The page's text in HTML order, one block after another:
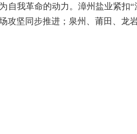
自我革命的动力。漳州盐业紧
攻坚同步推进；泉州、莆田、